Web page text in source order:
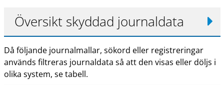
Översikt skyddad journaldata
Då följande journalmallar, sökord eller registreringar
används filtreras journaldata så att den visas eller döljs i
olika system, se tabell.